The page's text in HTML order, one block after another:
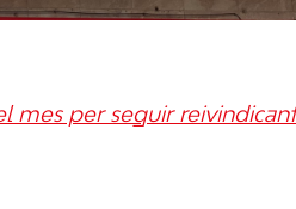
mes per seguir